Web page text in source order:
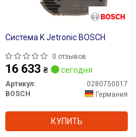
Система K Jetronic BOSCH
0 отзывов
16 633 ₴ сегодня
Артикул:
0280750017
BOSCH
Германия
КУПИТЬ